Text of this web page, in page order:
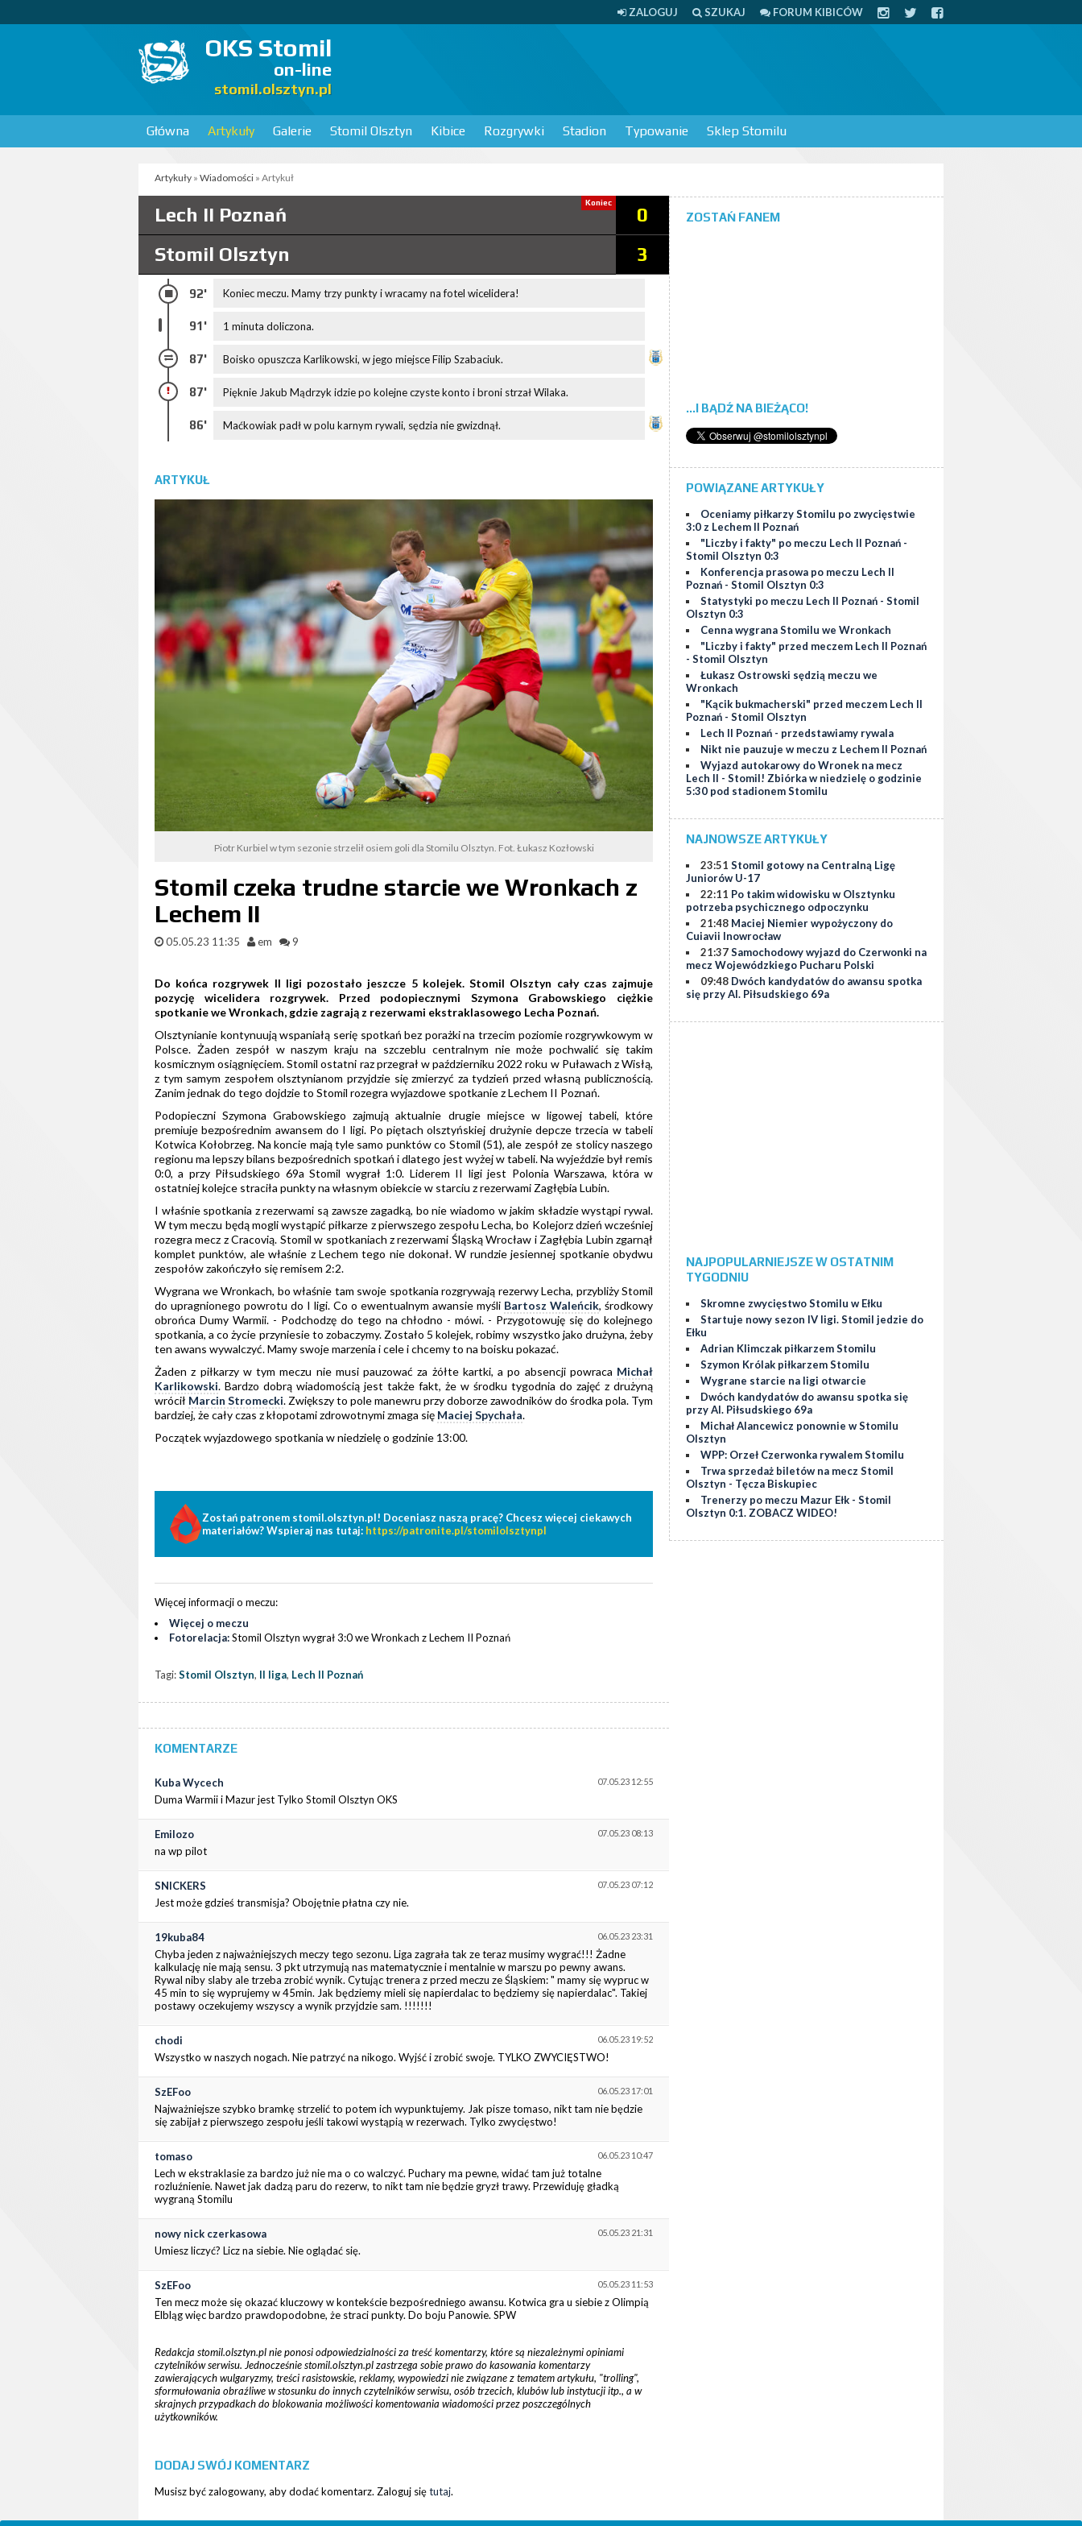
ZALOGUJ SZUKAJ FORUM KIBICÓW
OKS Stomil
on-line
stomil.olsztyn.pl
Główna Artykuły Galerie Stomil Olsztyn Kibice Rozgrywki Stadion Typowanie Sklep Stomilu
Artykuły » Wiadomości » Artykuł
Koniec
Lech II Poznań
0
Stomil Olsztyn
3
92' Koniec meczu. Mamy trzy punkty i wracamy na fotel wicelidera!
91' 1 minuta doliczona.
87' Boisko opuszcza Karlikowski, w jego miejsce Filip Szabaciuk.
87' Pięknie Jakub Mądrzyk idzie po kolejne czyste konto i broni strzał Wilaka.
86' Maćkowiak padł w polu karnym rywali, sędzia nie gwizdnął.
ARTYKUŁ
Piotr Kurbiel w tym sezonie strzelił osiem goli dla Stomilu Olsztyn. Fot. Łukasz Kozłowski
Stomil czeka trudne starcie we Wronkach z
Lechem II
05.05.23 11:35 em 9
Do końca rozgrywek II ligi pozostało jeszcze 5 kolejek. Stomil Olsztyn cały czas zajmuje
pozycję wicelidera rozgrywek. Przed podopiecznymi Szymona Grabowskiego ciężkie
spotkanie we Wronkach, gdzie zagrają z rezerwami ekstraklasowego Lecha Poznań.
Olsztynianie kontynuują wspaniałą serię spotkań bez porażki na trzecim poziomie rozgrywkowym w
Polsce. Żaden zespół w naszym kraju na szczeblu centralnym nie może pochwalić się takim
kosmicznym osiągnięciem. Stomil ostatni raz przegrał w październiku 2022 roku w Puławach z Wisłą,
z tym samym zespołem olsztynianom przyjdzie się zmierzyć za tydzień przed własną publicznością.
Zanim jednak do tego dojdzie to Stomil rozegra wyjazdowe spotkanie z Lechem II Poznań.
Podopieczni Szymona Grabowskiego zajmują aktualnie drugie miejsce w ligowej tabeli, które
premiuje bezpośrednim awansem do I ligi. Po piętach olsztyńskiej drużynie depcze trzecia w tabeli
Kotwica Kołobrzeg. Na koncie mają tyle samo punktów co Stomil (51), ale zespół ze stolicy naszego
regionu ma lepszy bilans bezpośrednich spotkań i dlatego jest wyżej w tabeli. Na wyjeździe był remis
0:0, a przy Piłsudskiego 69a Stomil wygrał 1:0. Liderem II ligi jest Polonia Warszawa, która w
ostatniej kolejce straciła punkty na własnym obiekcie w starciu z rezerwami Zagłębia Lubin.
I właśnie spotkania z rezerwami są zawsze zagadką, bo nie wiadomo w jakim składzie wystąpi rywal.
W tym meczu będą mogli wystąpić piłkarze z pierwszego zespołu Lecha, bo Kolejorz dzień wcześniej
rozegra mecz z Cracovią. Stomil w spotkaniach z rezerwami Śląską Wrocław i Zagłębia Lubin zgarnął
komplet punktów, ale właśnie z Lechem tego nie dokonał. W rundzie jesiennej spotkanie obydwu
zespołów zakończyło się remisem 2:2.
Wygrana we Wronkach, bo właśnie tam swoje spotkania rozgrywają rezerwy Lecha, przybliży Stomil
do upragnionego powrotu do I ligi. Co o ewentualnym awansie myśli Bartosz Waleńcik, środkowy
obrońca Dumy Warmii. - Podchodzę do tego na chłodno - mówi. - Przygotowuję się do kolejnego
spotkania, a co życie przyniesie to zobaczymy. Zostało 5 kolejek, robimy wszystko jako drużyna, żeby
ten awans wywalczyć. Mamy swoje marzenia i cele i chcemy to na boisku pokazać.
Żaden z piłkarzy w tym meczu nie musi pauzować za żółte kartki, a po absencji powraca Michał
Karlikowski. Bardzo dobrą wiadomością jest także fakt, że w środku tygodnia do zajęć z drużyną
wrócił Marcin Stromecki. Zwiększy to pole manewru przy doborze zawodników do środka pola. Tym
bardziej, że cały czas z kłopotami zdrowotnymi zmaga się Maciej Spychała.
Początek wyjazdowego spotkania w niedzielę o godzinie 13:00.
Zostań patronem stomil.olsztyn.pl! Doceniasz naszą pracę? Chcesz więcej ciekawych
materiałów? Wspieraj nas tutaj: https://patronite.pl/stomilolsztynpl
Więcej informacji o meczu:
Więcej o meczu
Fotorelacja:Stomil Olsztyn wygrał 3:0 we Wronkach z Lechem II Poznań
Tagi:Stomil Olsztyn, II liga, Lech II Poznań
KOMENTARZE
07.05.23 12:55
Kuba Wycech
Duma Warmii i Mazur jest Tylko Stomil Olsztyn OKS
07.05.23 08:13
Emilozo
na wp pilot
07.05.23 07:12
SNICKERS
Jest może gdzieś transmisja? Obojętnie płatna czy nie.
06.05.23 23:31
19kuba84
Chyba jeden z najważniejszych meczy tego sezonu. Liga zagrała tak ze teraz musimy wygrać!!! Żadne
kalkulację nie mają sensu. 3 pkt utrzymują nas matematycznie i mentalnie w marszu po pewny awans.
Rywal niby slaby ale trzeba zrobić wynik. Cytując trenera z przed meczu ze Śląskiem: " mamy się wypruc w
45 min to się wyprujemy w 45min. Jak będziemy mieli się napierdalac to będziemy się napierdalac". Takiej
postawy oczekujemy wszyscy a wynik przyjdzie sam. !!!!!!!
06.05.23 19:52
chodi
Wszystko w naszych nogach. Nie patrzyć na nikogo. Wyjść i zrobić swoje. TYLKO ZWYCIĘSTWO!
06.05.23 17:01
SzEFoo
Najważniejsze szybko bramkę strzelić to potem ich wypunktujemy. Jak pisze tomaso, nikt tam nie będzie
się zabijał z pierwszego zespołu jeśli takowi wystąpią w rezerwach. Tylko zwycięstwo!
06.05.23 10:47
tomaso
Lech w ekstraklasie za bardzo już nie ma o co walczyć. Puchary ma pewne, widać tam już totalne
rozluźnienie. Nawet jak dadzą paru do rezerw, to nikt tam nie będzie gryzł trawy. Przewiduję gładką
wygraną Stomilu
05.05.23 21:31
nowy nick czerkasowa
Umiesz liczyć? Licz na siebie. Nie oglądać się.
05.05.23 11:53
SzEFoo
Ten mecz może się okazać kluczowy w kontekście bezpośredniego awansu. Kotwica gra u siebie z Olimpią
Elbląg więc bardzo prawdopodobne, że straci punkty. Do boju Panowie. SPW
Redakcja stomil.olsztyn.pl nie ponosi odpowiedzialności za treść komentarzy, które są niezależnymi opiniami
czytelników serwisu. Jednocześnie stomil.olsztyn.pl zastrzega sobie prawo do kasowania komentarzy
zawierających wulgaryzmy, treści rasistowskie, reklamy, wypowiedzi nie związane z tematem artykułu, "trolling",
sformułowania obraźliwe w stosunku do innych czytelników serwisu, osób trzecich, klubów lub instytucji itp., a w
skrajnych przypadkach do blokowania możliwości komentowania wiadomości przez poszczególnych
użytkowników.
DODAJ SWÓJ KOMENTARZ
Musisz być zalogowany, aby dodać komentarz. Zaloguj siętutaj.
ZOSTAŃ FANEM
...I BĄDŹ NA BIEŻĄCO!
POWIĄZANE ARTYKUŁY
Oceniamy piłkarzy Stomilu po zwycięstwie
3:0 z Lechem II Poznań
"Liczby i fakty" po meczu Lech II Poznań -
Stomil Olsztyn 0:3
Konferencja prasowa po meczu Lech II
Poznań - Stomil Olsztyn 0:3
Statystyki po meczu Lech II Poznań - Stomil
Olsztyn 0:3
Cenna wygrana Stomilu we Wronkach
"Liczby i fakty" przed meczem Lech II Poznań
- Stomil Olsztyn
Łukasz Ostrowski sędzią meczu we
Wronkach
"Kącik bukmacherski" przed meczem Lech II
Poznań - Stomil Olsztyn
Lech II Poznań - przedstawiamy rywala
Nikt nie pauzuje w meczu z Lechem II Poznań
Wyjazd autokarowy do Wronek na mecz
Lech II - Stomil! Zbiórka w niedzielę o godzinie
5:30 pod stadionem Stomilu
NAJNOWSZE ARTYKUŁY
23:51 Stomil gotowy na Centralną Ligę
Juniorów U-17
22:11 Po takim widowisku w Olsztynku
potrzeba psychicznego odpoczynku
21:48 Maciej Niemier wypożyczony do
Cuiavii Inowrocław
21:37Samochodowy wyjazd do Czerwonki na
mecz Wojewódzkiego Pucharu Polski
09:48 Dwóch kandydatów do awansu spotka
się przy Al. Piłsudskiego 69a
NAJPOPULARNIEJSZE W OSTATNIM
TYGODNIU
Skromne zwycięstwo Stomilu w Ełku
Startuje nowy sezon IV ligi. Stomil jedzie do
Ełku
Adrian Klimczak piłkarzem Stomilu
Szymon Królak piłkarzem Stomilu
Wygrane starcie na ligi otwarcie
Dwóch kandydatów do awansu spotka się
przy Al. Piłsudskiego 69a
Michał Alancewicz ponownie w Stomilu
Olsztyn
WPP: Orzeł Czerwonka rywalem Stomilu
Trwa sprzedaż biletów na mecz Stomil
Olsztyn - Tęcza Biskupiec
Trenerzy po meczu Mazur Ełk - Stomil
Olsztyn 0:1. ZOBACZ WIDEO!